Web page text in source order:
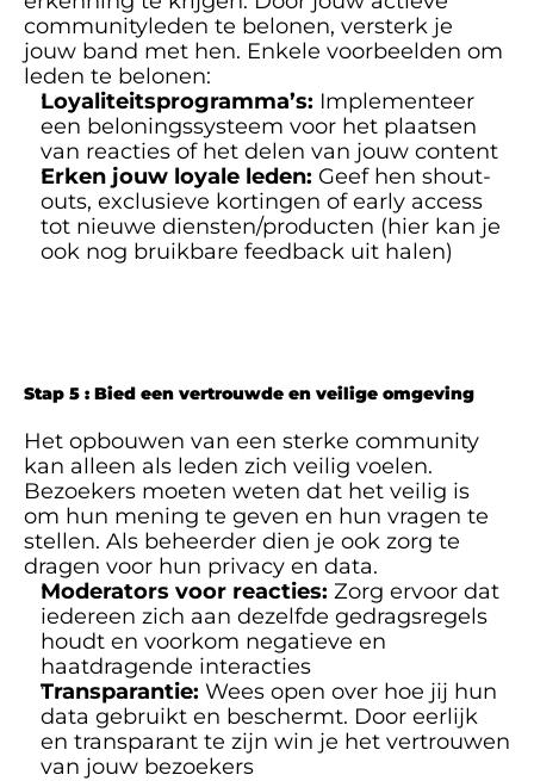
communityleden te belonen, versterk je
jouw band met hen. Enkele voorbeelden om
leden te belonen:
Loyaliteitsprogramma’s: Implementeer
een beloningssysteem voor het plaatsen
van reacties of het delen van jouw content
Erken jouw loyale leden: Geef hen shout-
outs, exclusieve kortingen of early access
tot nieuwe diensten/producten (hier kan je
ook nog bruikbare feedback uit halen)
Stap 5 : Bied een vertrouwde en veilige omgeving
Het opbouwen van een sterke community
kan alleen als leden zich veilig voelen.
Bezoekers moeten weten dat het veilig is
om hun mening te geven en hun vragen te
stellen. Als beheerder dien je ook zorg te
dragen voor hun privacy en data.
Moderators voor reacties: Zorg ervoor dat
iedereen zich aan dezelfde gedragsregels
houdt en voorkom negatieve en
haatdragende interacties
Transparantie: Wees open over hoe jij hun
data gebruikt en beschermt. Door eerlijk
en transparant te zijn win je het vertrouwen
van jouw bezoekers